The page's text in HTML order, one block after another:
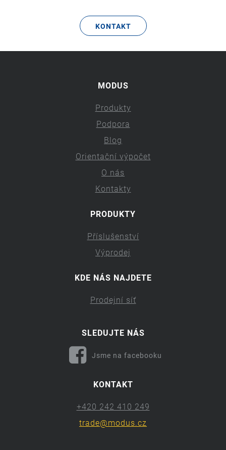
KONTAKT
MODUS
Produkty
Podpora
Blog
Orientační výpočet
O nás
Kontakty
PRODUKTY
Příslušenství
Výprodej
KDE NÁS NAJDETE
Prodejní síť
SLEDUJTE NÁS
Jsme na facebooku
KONTAKT
+420 242 410 249
trade@modus.cz